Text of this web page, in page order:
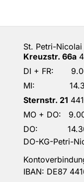
St. Petri-
Kreuzstr. 66a
DI + FR:
MI: 14.30 -
Sternstr. 21
MO + DO:
DO: 14.30 -
DO-KG-Petri-
IBAN: DE87